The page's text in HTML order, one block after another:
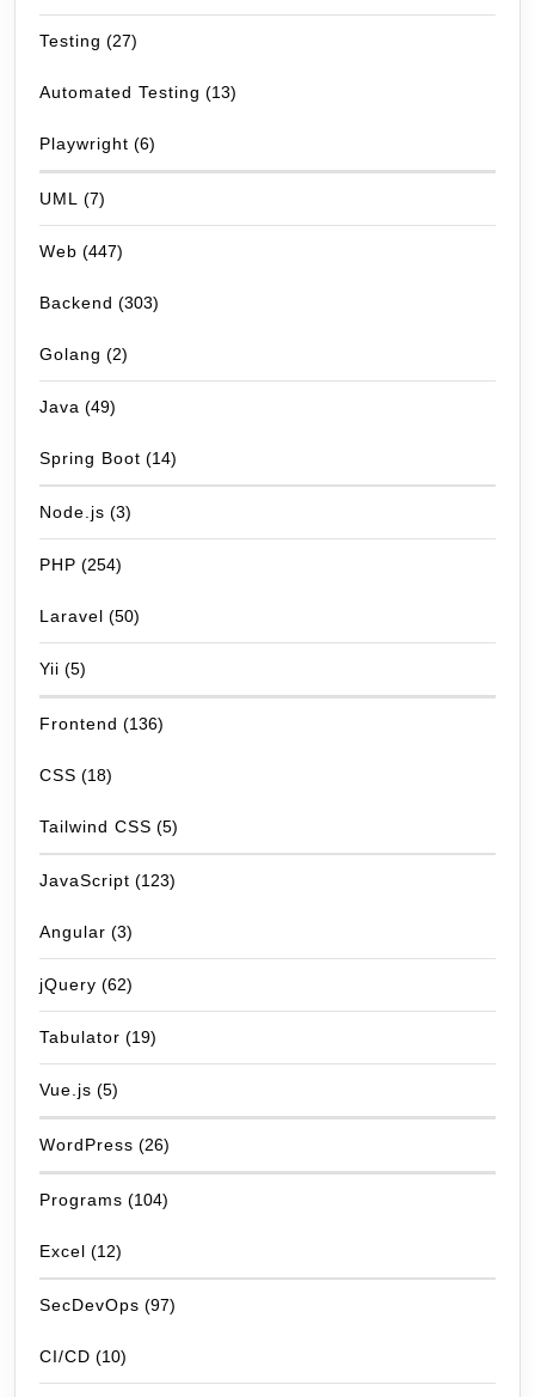
Testing (27)
Automated Testing (13)
Playwright (6)
UML (7)
Web (447)
Backend (303)
Golang (2)
Java (49)
Spring Boot (14)
Node.js (3)
PHP (254)
Laravel (50)
Yii (5)
Frontend (136)
CSS (18)
Tailwind CSS (5)
JavaScript (123)
Angular (3)
jQuery (62)
Tabulator (19)
Vue.js (5)
WordPress (26)
Programs (104)
Excel (12)
SecDevOps (97)
CI/CD (10)